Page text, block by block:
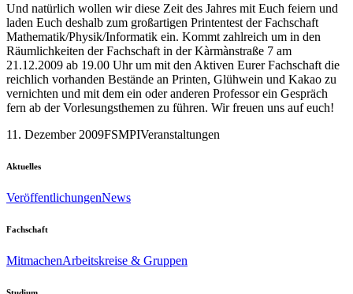
Und natürlich wollen wir diese Zeit des Jahres mit Euch feiern und
laden Euch deshalb zum großartigen Printentest der Fachschaft
Mathematik/Physik/Informatik ein. Kommt zahlreich um in den
Räumlichkeiten der Fachschaft in der Kàrmànstraße 7 am
21.12.2009 ab 19.00 Uhr um mit den Aktiven Eurer Fachschaft die
reichlich vorhanden Bestände an Printen, Glühwein und Kakao zu
vernichten und mit dem ein oder anderen Professor ein Gespräch
fern ab der Vorlesungsthemen zu führen. Wir freuen uns auf euch!
11. Dezember 2009FSMPIVeranstaltungen
Aktuelles
VeröffentlichungenNews
Fachschaft
MitmachenArbeitskreise & Gruppen